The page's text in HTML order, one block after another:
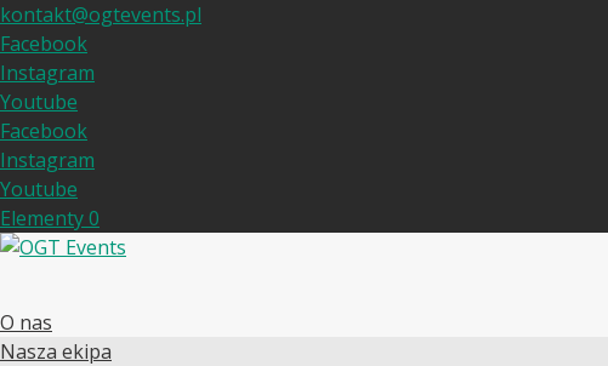
kontakt@ogtevents.pl
Facebook
Instagram
Youtube
Facebook
Instagram
Youtube
Elementy 0
O nas
Nasza ekipa